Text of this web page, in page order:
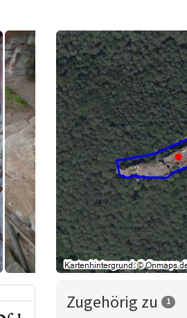
Zugehörig zu 1